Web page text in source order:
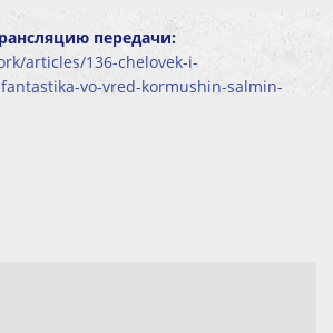
передачи:
articles/136-chelovek-i-
vo-vred-kormushin-salmin-